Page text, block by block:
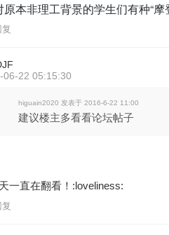
原本非理工背景的学生们有种“
复
06-22 05:15:30
higuain2020 发表于 2016-6-22 11:00
建议楼主多看看论坛帖子
一直在翻看！:loveliness:
复